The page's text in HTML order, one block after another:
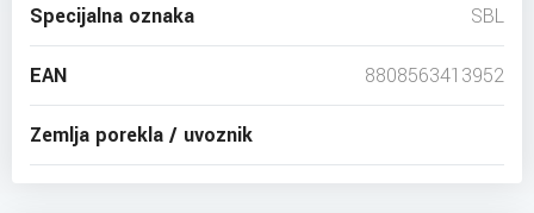
Specijalna oznaka SBL
EAN 8808563413952
Zemlja porekla / uvoznik